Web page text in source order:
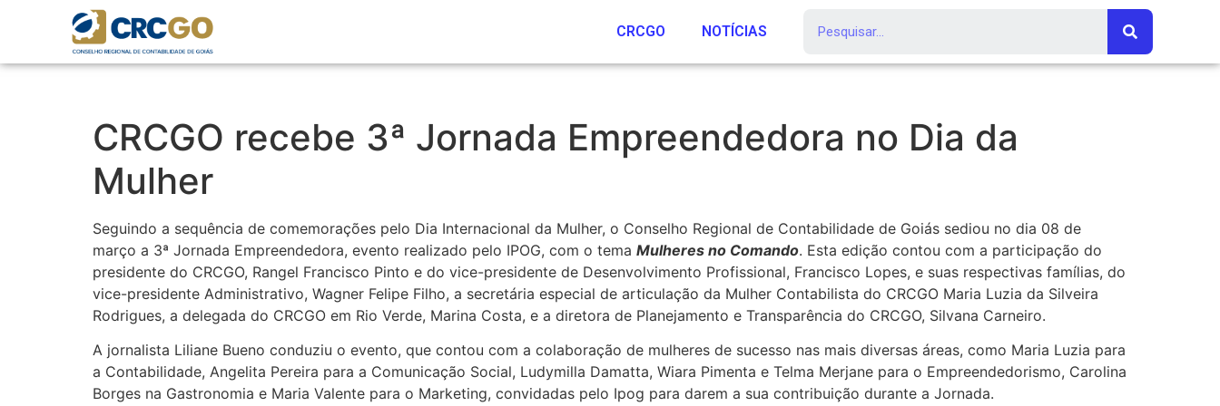
CRCGO NOTÍCIAS
CRCGO recebe 3ª Jornada Empreendedora no Dia da
Mulher
Seguindo a sequência de comemorações pelo Dia Internacional da Mulher, o Conselho Regional de Contabilidade de Goiás sediou no dia 08 de
março a 3ª Jornada Empreendedora, evento realizado pelo IPOG, com o tema Mulheres no Comando. Esta edição contou com a participação do
presidente do CRCGO, Rangel Francisco Pinto e do vice-presidente de Desenvolvimento Profissional, Francisco Lopes, e suas respectivas famílias, do
vice-presidente Administrativo, Wagner Felipe Filho, a secretária especial de articulação da Mulher Contabilista do CRCGO Maria Luzia da Silveira
Rodrigues, a delegada do CRCGO em Rio Verde, Marina Costa, e a diretora de Planejamento e Transparência do CRCGO, Silvana Carneiro.
A jornalista Liliane Bueno conduziu o evento, que contou com a colaboração de mulheres de sucesso nas mais diversas áreas, como Maria Luzia para
a Contabilidade, Angelita Pereira para a Comunicação Social, Ludymilla Damatta, Wiara Pimenta e Telma Merjane para o Empreendedorismo, Carolina
Borges na Gastronomia e Maria Valente para o Marketing, convidadas pelo Ipog para darem a sua contribuição durante a Jornada.